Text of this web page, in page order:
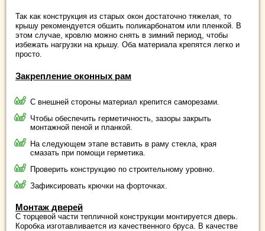
Так как конструкция из старых окон достаточно тяжелая, то
крышу рекомендуется обшить поликарбонатом или пленкой. В
этом случае, кровлю можно снять в зимний период, чтобы
избежать нагрузки на крышу. Оба материала крепятся легко и
просто.
Закрепление оконных рам
С внешней стороны материал крепится саморезами.
Чтобы обеспечить герметичность, зазоры закрыть
монтажной пеной и планкой.
На следующем этапе вставить в раму стекла, края
смазать при помощи герметика.
Проверить конструкцию по строительному уровню.
Зафиксировать крючки на форточках.
Монтаж дверей
С торцевой части тепличной конструкции монтируется дверь.
Коробка изготавливается из качественного бруса. В качестве